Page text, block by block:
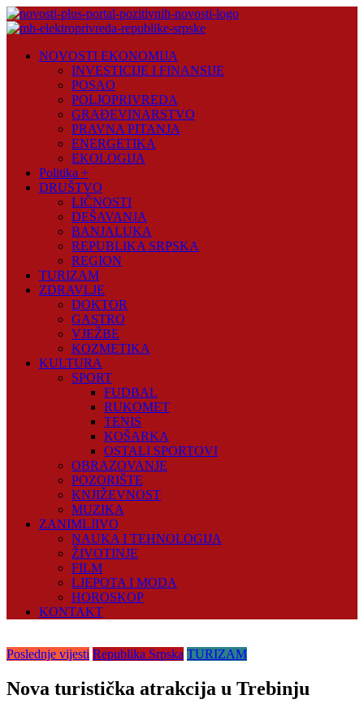
Skip
to
Plus
NOVOSTI EKONOMIJA
INVESTICIJE I FINANSIJE
POSAO
POLJOPRIVREDA
GRAĐEVINARSTVO
PRAVNA PITANJA
ENERGETIKA
EKOLOGIJA
Politika +
DRUŠTVO
LIČNOSTI
DEŠAVANJA
BANJALUKA
REPUBLIKA SRPSKA
REGION
TURIZAM
ZDRAVLJE
DOKTOR
GASTRO
VJEŽBE
KOZMETIKA
KULTURA
SPORT
FUDBAL
RUKOMET
TENIS
KOŠARKA
OSTALI SPORTOVI
OBRAZOVANJE
POZORIŠTE
KNJIŽEVNOST
MUZIKA
ZANIMLJIVO
NAUKA I TEHNOLOGIJA
ŽIVOTINJE
FILM
LJEPOTA I MODA
HOROSKOP
KONTAKT
Poslednje vijesti Republika Srpska TURIZAM
Nova turistička atrakcija u Trebinju